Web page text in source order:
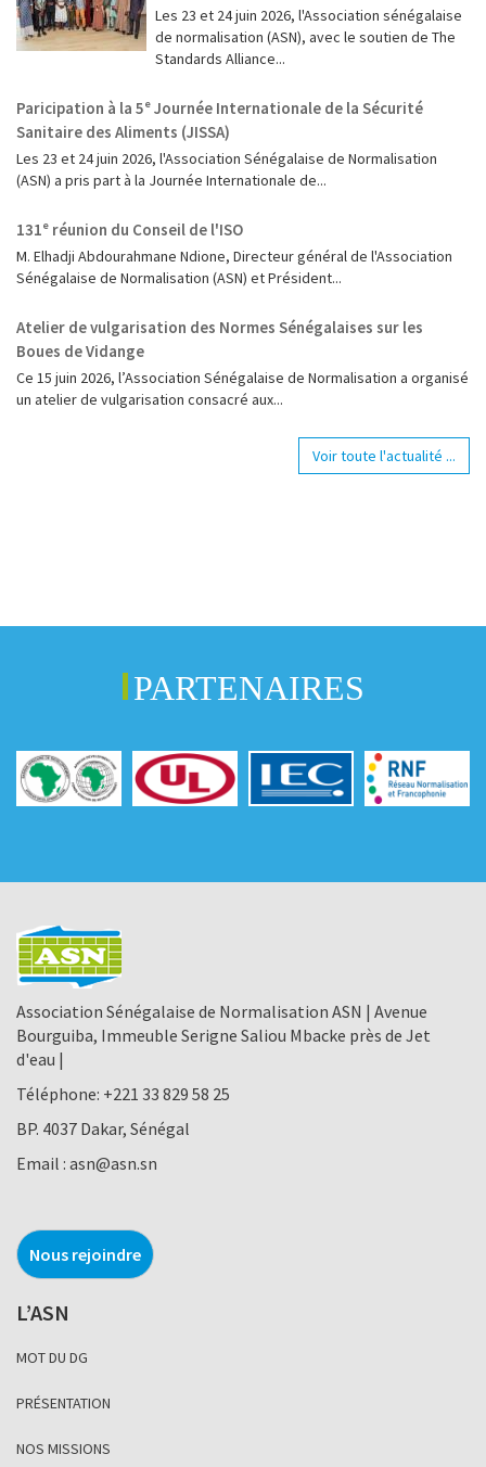
Les 23 et 24 juin 2026, l'Association sénégalaise
de normalisation (ASN), avec le soutien de The
Standards Alliance...
Paricipation à la 5ᵉ Journée Internationale de la Sécurité
Sanitaire des Aliments (JISSA)
‎Les 23 et 24 juin 2026, l'Association Sénégalaise de Normalisation
(ASN) a pris part à la Journée Internationale de...
131ᵉ réunion du Conseil de l'ISO
M. Elhadji Abdourahmane Ndione, Directeur général de l'Association
Sénégalaise de Normalisation (ASN) et Président...
Atelier de vulgarisation des Normes Sénégalaises sur les
Boues de Vidange
Ce 15 juin 2026, l’Association Sénégalaise de Normalisation a organisé
un atelier de vulgarisation consacré aux...
Voir toute l'actualité ...
PARTENAIRES
Association Sénégalaise de Normalisation ASN | Avenue
Bourguiba, Immeuble Serigne Saliou Mbacke près de Jet
d'eau |
Téléphone: +221 33 829 58 25
BP. 4037 Dakar, Sénégal
Email : asn@asn.sn
Nous rejoindre
L’ASN
MOT DU DG
PRÉSENTATION
NOS MISSIONS